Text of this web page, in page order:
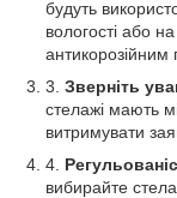
будуть
вологості або
антикорозійним
Зверніть
стелажі мають
витримувати
вибирайте